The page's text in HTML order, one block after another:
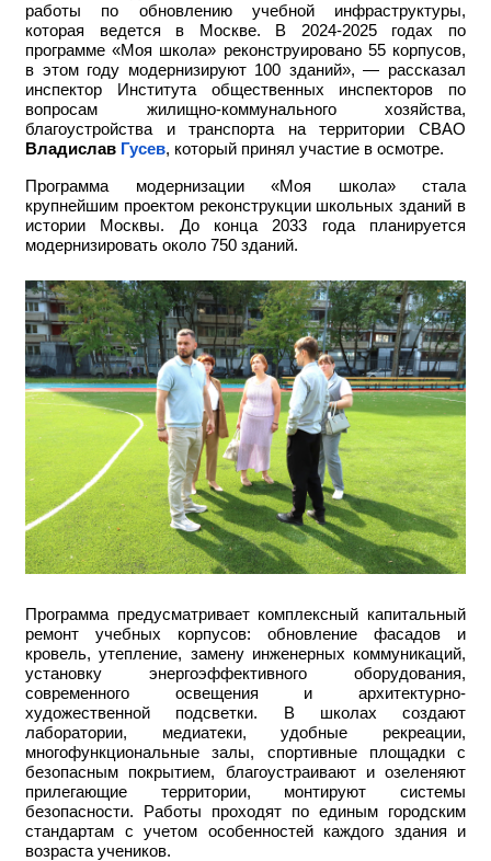
работы по обновлению учебной инфраструктуры,
которая ведется в Москве. В 2024-2025 годах по
программе «Моя школа» реконструировано 55 корпусов,
в этом году модернизируют 100 зданий», — рассказал
инспектор Института общественных инспекторов по
вопросам жилищно-коммунального хозяйства,
благоустройства и транспорта на территории СВАО
Владислав Гусев, который принял участие в осмотре.
Программа модернизации «Моя школа» стала
крупнейшим проектом реконструкции школьных зданий в
истории Москвы. До конца 2033 года планируется
модернизировать около 750 зданий.
Программа предусматривает комплексный капитальный
ремонт учебных корпусов: обновление фасадов и
кровель, утепление, замену инженерных коммуникаций,
установку энергоэффективного оборудования,
современного освещения и архитектурно-
художественной подсветки. В школах создают
лаборатории, медиатеки, удобные рекреации,
многофункциональные залы, спортивные площадки с
безопасным покрытием, благоустраивают и озеленяют
прилегающие территории, монтируют системы
безопасности. Работы проходят по единым городским
стандартам с учетом особенностей каждого здания и
возраста учеников.